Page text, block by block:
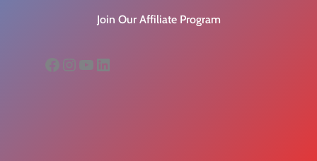
Join Our Affiliate Program
Facebook
Instagram
YouTube
LinkedIn